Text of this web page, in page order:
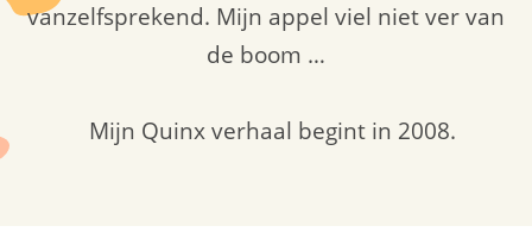
vanzelfsprekend. Mijn appel viel niet ver van
de boom …
Mijn Quinx verhaal begint in 2008.